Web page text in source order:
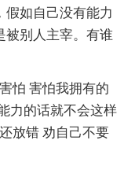
假如自己没有能力
被别人主宰。有谁
怕 害怕我拥有的
力的话就不会这样
放错 劝自己不要